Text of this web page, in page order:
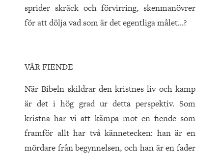
sprider skräck och förvirring, skenmanövrer
för att dölja vad som är det egentliga målet…?
VÅR FIENDE
När Bibeln skildrar den kristnes liv och kamp
är det i hög grad ur detta perspektiv. Som
kristna har vi att kämpa mot en fiende som
framför allt har två kännetecken: han är en
mördare från begynnelsen, och han är en fader